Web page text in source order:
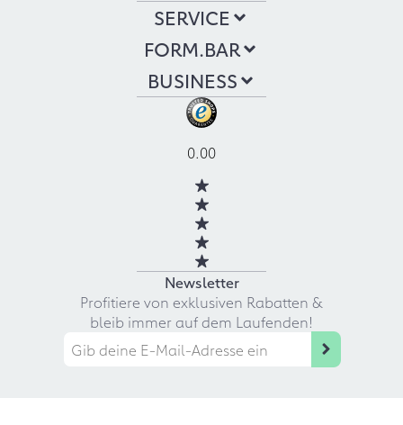
SERVICE
FORM.BAR
BUSINESS
0.00
Newsletter
Profitiere von exklusiven Rabatten &
bleib immer auf dem Laufenden!